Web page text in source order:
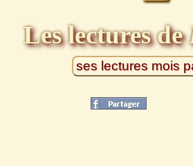
Les lectures de
ses lectures mois